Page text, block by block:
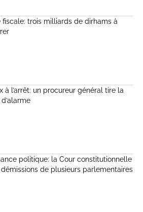
fiscale: trois milliards de dirhams à
à l’arrêt: un procureur général tire la
politique: la Cour constitutionnelle
de plusieurs parlementaires